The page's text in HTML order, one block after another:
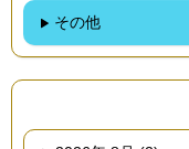
その他